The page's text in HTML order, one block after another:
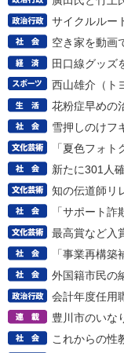
サイクルルー
空き家を動画
田口線グッズ
西山雄介（ト
花粉症早めの
雪押しのけフ
「夏色フォ
新たに301人
知の伝道師リ
「サポート詐
最高賞など入
「事業再構
外国籍市民の
会計年度任用
豊川市のいな
これからの性